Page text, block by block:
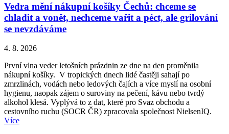
Vedra mění nákupní košíky Čechů: chceme se
chladit a vonět, nechceme vařit a péct, ale grilování
se nevzdáváme
4. 8. 2026
První vlna veder letošních prázdnin ze dne na den proměnila
nákupní košíky. V tropických dnech lidé častěji sahají po
zmrzlinách, vodách nebo ledových čajích a více myslí na osobní
hygienu, naopak zájem o suroviny na pečení, kávu nebo tvrdý
alkohol klesá. Vyplývá to z dat, které pro Svaz obchodu a
cestovního ruchu (SOCR ČR) zpracovala společnost NielsenIQ.
Více